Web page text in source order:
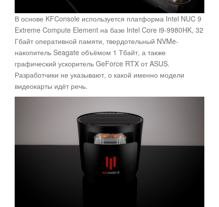
В основе KFConsole используется платформа Intel NUC 9
Extreme Compute Element на базе Intel Core i9-9980HK, 32
Гбайт оперативной памяти, твердотельный NVMe-
накопитель Seagate объёмом 1 Тбайт, а также
графический ускоритель GeForce RTX от ASUS.
Разработчики не указывают, о какой именно модели
видеокарты идёт речь.